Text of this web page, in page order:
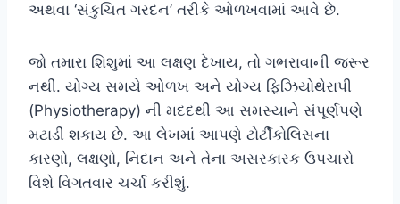
અથવા ‘સંકુચિત ગરદન’ તરીકે ઓળખવામાં આવે છે.
જો તમારા શિશુમાં આ લક્ષણ દેખાય, તો ગભરાવાની જરૂર
નથી. યોગ્ય સમયે ઓળખ અને યોગ્ય ફિઝિયોથેરાપી
(Physiotherapy) ની મદદથી આ સમસ્યાને સંપૂર્ણપણે
મટાડી શકાય છે. આ લેખમાં આપણે ટોર્ટીકોલિસના
કારણો, લક્ષણો, નિદાન અને તેના અસરકારક ઉપચારો
વિશે વિગતવાર ચર્ચા કરીશું.